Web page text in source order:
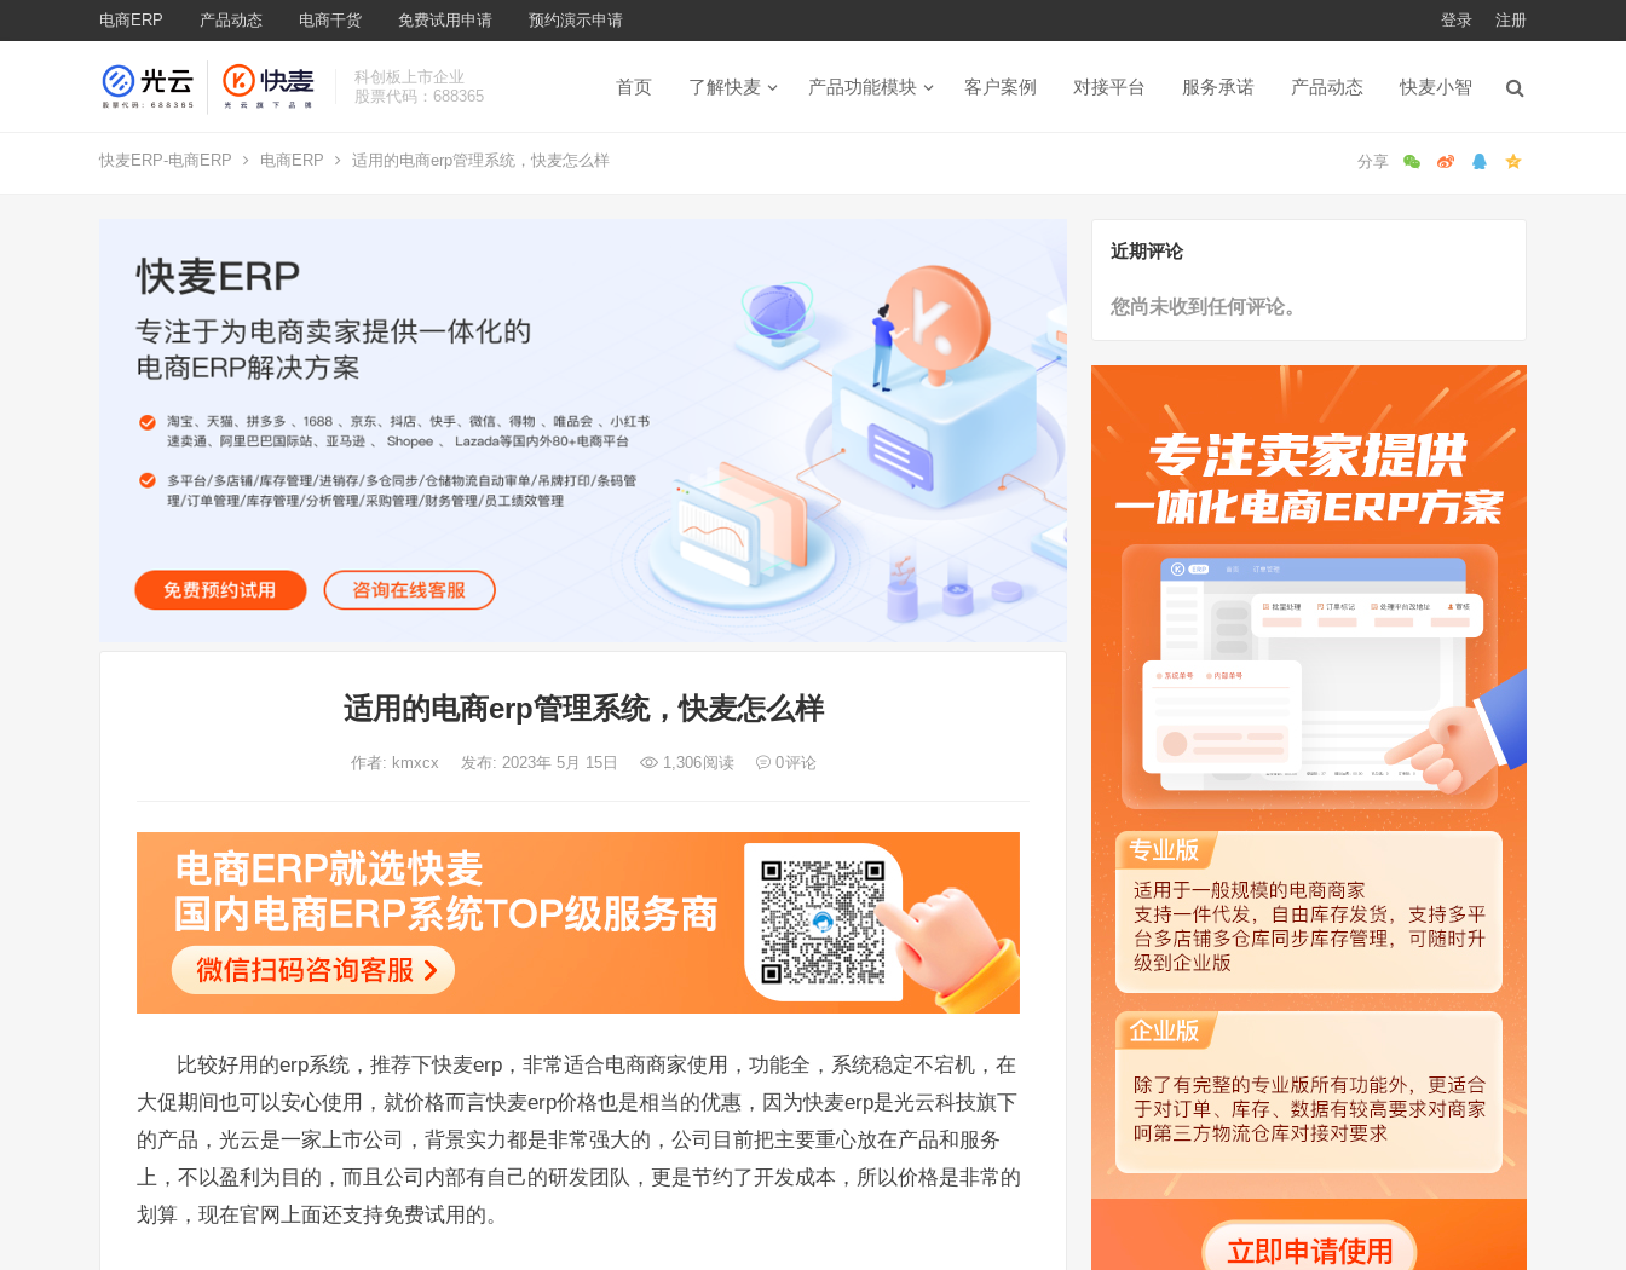
电商ERP 产品动态 电商干货 免费试用申请 预约演示申请 登录 注册
科创板上市企业
股票代码：688365
首页 了解快麦 产品功能模块 客户案例 对接平台 服务承诺 产品动态 快麦小智
快麦ERP-电商ERP 电商ERP 适用的电商erp管理系统，快麦怎么样
适用的电商erp管理系统，快麦怎么样
作者: kmxcx 发布: 2023年 5月 15日 1,306阅读 0评论
比较好用的erp系统，推荐下快麦erp，非常适合电商商家使用，功能全，系统稳定不宕机，在
大促期间也可以安心使用，就价格而言快麦erp价格也是相当的优惠，因为快麦erp是光云科技旗下
的产品，光云是一家上市公司，背景实力都是非常强大的，公司目前把主要重心放在产品和服务
上，不以盈利为目的，而且公司内部有自己的研发团队，更是节约了开发成本，所以价格是非常的
划算，现在官网上面还支持免费试用的。
近期评论
您尚未收到任何评论。